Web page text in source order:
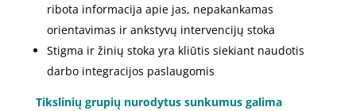
ribota informacija apie jas, nepakankamas
orientavimas ir ankstyvų intervencijų stoka
Stigma ir žinių stoka yra kliūtis siekiant naudotis
darbo integracijos paslaugomis
Tikslinių grupių nurodytus sunkumus galima